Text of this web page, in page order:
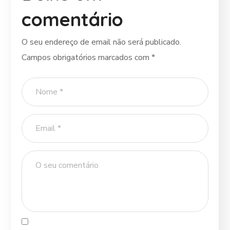
comentário
O seu endereço de email não será publicado.
Campos obrigatórios marcados com*